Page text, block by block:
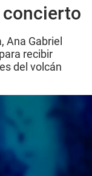
Ana Gabriel
recibir
del volcán